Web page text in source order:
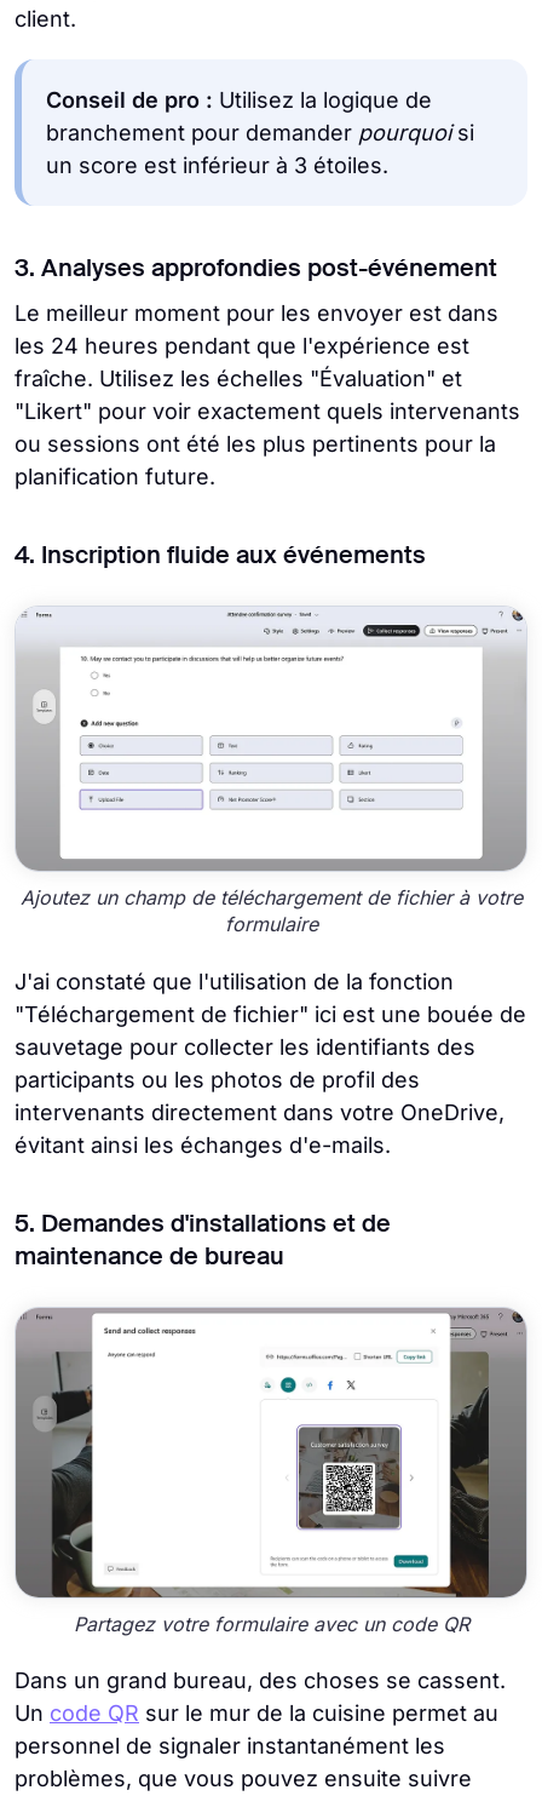
client.
Conseil de pro : Utilisez la logique de
branchement pour demander pourquoisi
un score est inférieur à 3 étoiles.
3. Analyses approfondies post-événement
Le meilleur moment pour les envoyer est dans
les 24 heures pendant que l'expérience est
fraîche. Utilisez les échelles "Évaluation" et
"Likert" pour voir exactement quels intervenants
ou sessions ont été les plus pertinents pour la
planification future.
4. Inscription fluide aux événements
Ajoutez un champ de téléchargement de fichier à votre
formulaire
J'ai constaté que l'utilisation de la fonction
"Téléchargement de fichier" ici est une bouée de
sauvetage pour collecter les identifiants des
participants ou les photos de profil des
intervenants directement dans votre OneDrive,
évitant ainsi les échanges d'e-mails.
5. Demandes d'installations et de
maintenance de bureau
Partagez votre formulaire avec un code QR
Dans un grand bureau, des choses se cassent.
Un code QR sur le mur de la cuisine permet au
personnel de signaler instantanément les
problèmes, que vous pouvez ensuite suivre